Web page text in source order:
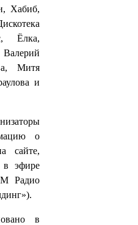
Хабиб,
Ёлка,
Митя
и
о
сайте,
в эфире
Радио
в